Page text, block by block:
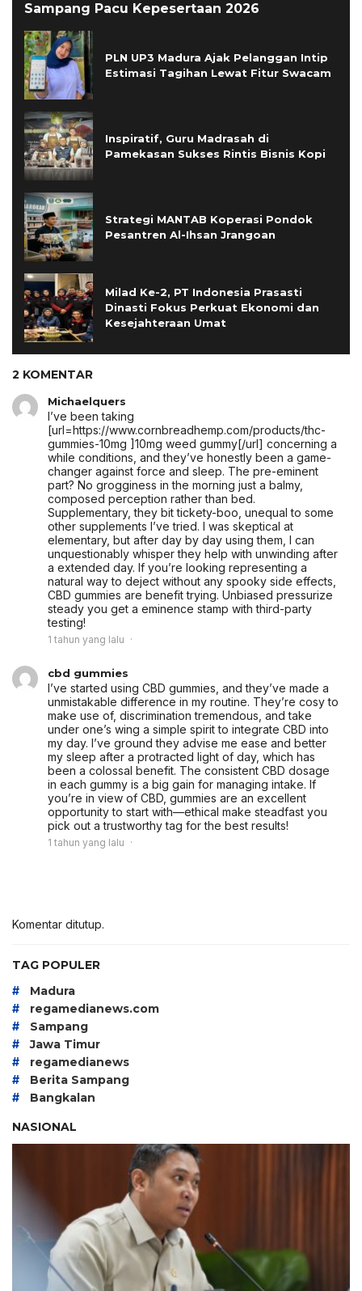
Sampang Pacu Kepesertaan 2026
PLN UP3 Madura Ajak Pelanggan Intip
Estimasi Tagihan Lewat Fitur Swacam
Inspiratif, Guru Madrasah di
Pamekasan Sukses Rintis Bisnis Kopi
Strategi MANTAB Koperasi Pondok
Pesantren Al-Ihsan Jrangoan
Milad Ke-2, PT Indonesia Prasasti
Dinasti Fokus Perkuat Ekonomi dan
Kesejahteraan Umat
2 KOMENTAR
Michaelquers
I’ve been taking
[url=https://www.cornbreadhemp.com/products/thc-
gummies-10mg ]10mg weed gummy[/url] concerning a
while conditions, and they’ve honestly been a game-
changer against force and sleep. The pre-eminent
part? No grogginess in the morning just a balmy,
composed perception rather than bed.
Supplementary, they bit tickety-boo, unequal to some
other supplements I’ve tried. I was skeptical at
elementary, but after day by day using them, I can
unquestionably whisper they help with unwinding after
a extended day. If you’re looking representing a
natural way to deject without any spooky side effects,
CBD gummies are benefit trying. Unbiased pressurize
steady you get a eminence stamp with third-party
testing!
1 tahun yang lalu
cbd gummies
I’ve started using CBD gummies, and they’ve made a
unmistakable difference in my routine. They’re cosy to
make use of, discrimination tremendous, and take
under one’s wing a simple spirit to integrate CBD into
my day. I’ve ground they advise me ease and better
my sleep after a protracted light of day, which has
been a colossal benefit. The consistent CBD dosage
in each gummy is a big gain for managing intake. If
you’re in view of CBD, gummies are an excellent
opportunity to start with—ethical make steadfast you
pick out a trustworthy tag for the best results!
1 tahun yang lalu
Komentar ditutup.
TAG POPULER
# Madura
# regamedianews.com
# Sampang
# Jawa Timur
# regamedianews
# Berita Sampang
#
Bangkalan
NASIONAL